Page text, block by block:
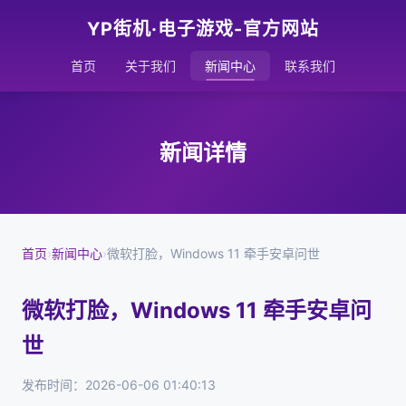
YP街机·电子游戏-官方网站
首页 关于我们 新闻中心 联系我们
新闻详情
首页›新闻中心›微软打脸，Windows 11 牵手安卓问世
微软打脸，Windows 11 牵手安卓问
世
发布时间：2026-06-06 01:40:13